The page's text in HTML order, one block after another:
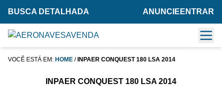
BUSCA DETALHADA ANUNCIE ENTRAR
VOCÊ ESTÁ EM: HOME / INPAER CONQUEST 180 LSA 2014
INPAER CONQUEST 180 LSA 2014